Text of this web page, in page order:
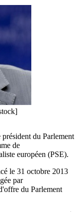
du Parlement
de
européen (PSE).
le 31 octobre 2013
par
du Parlement